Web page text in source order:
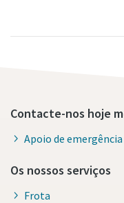
Contacte-nos hoje
Apoio de
Os nossos serviços
Frota